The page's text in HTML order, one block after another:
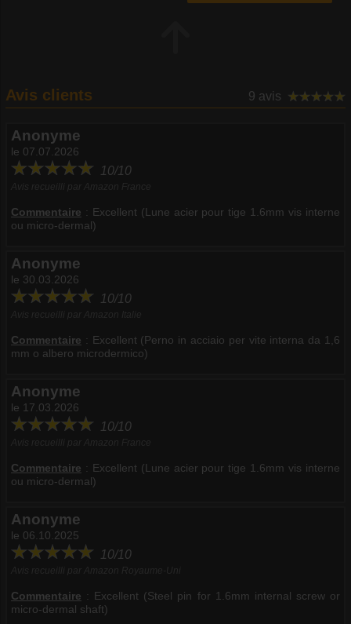
Avis clients 9 avis
Anonyme
le 07.07.2026
10/10
Commentaire : Excellent (Lune acier pour tige 1.6mm vis interne
ou micro-dermal)
Anonyme
le 30.03.2026
10/10
Commentaire : Excellent (Perno in acciaio per vite interna da 1,6
mm o albero microdermico)
Anonyme
le 17.03.2026
10/10
Commentaire : Excellent (Lune acier pour tige 1.6mm vis interne
ou micro-dermal)
Anonyme
le 06.10.2025
10/10
Commentaire : Excellent (Steel pin for 1.6mm internal screw or
micro-dermal shaft)